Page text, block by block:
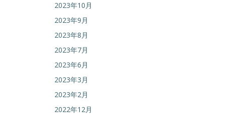
2023年10月
2023年9月
2023年8月
2023年7月
2023年6月
2023年3月
2023年2月
2022年12月